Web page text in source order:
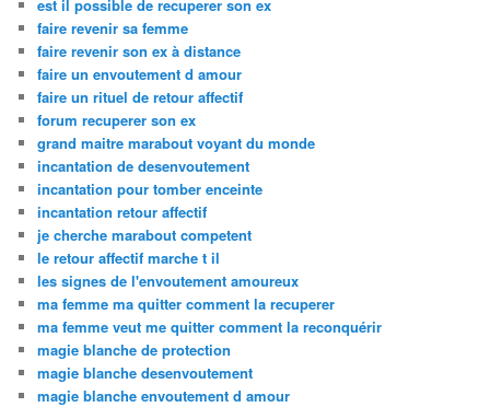
est il possible de recuperer son ex
faire revenir sa femme
faire revenir son ex à distance
faire un envoutement d amour
faire un rituel de retour affectif
forum recuperer son ex
grand maitre marabout voyant du monde
incantation de desenvoutement
incantation pour tomber enceinte
incantation retour affectif
je cherche marabout competent
le retour affectif marche t il
les signes de l'envoutement amoureux
ma femme ma quitter comment la recuperer
ma femme veut me quitter comment la reconquérir
magie blanche de protection
magie blanche desenvoutement
magie blanche envoutement d amour